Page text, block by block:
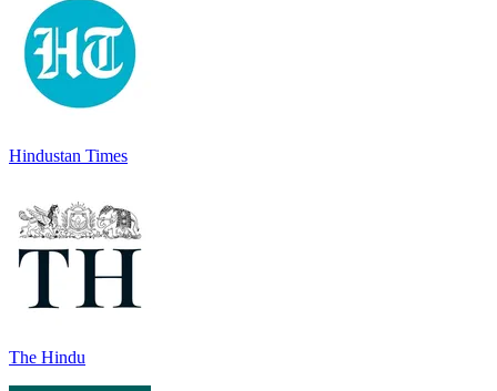
Hindustan Times
The Hindu